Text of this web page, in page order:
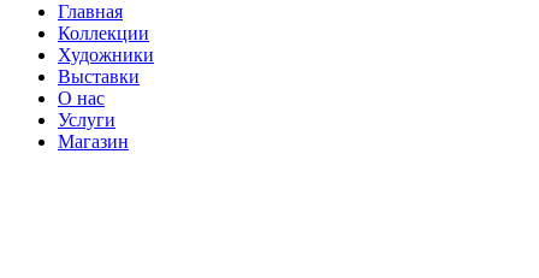
Главная
Коллекции
Художники
Выставки
О нас
Услуги
Магазин